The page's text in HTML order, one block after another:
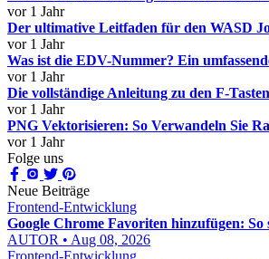
vor 1 Jahr
Der ultimative Leitfaden für den WASD
vor 1 Jahr
Was ist die EDV-Nummer? Ein
vor 1 Jahr
Die vollständige Anleitung zu den F-
vor 1 Jahr
PNG Vektorisieren: So Verwandeln Sie
vor 1 Jahr
Folge uns
Neue Beiträge
Frontend-Entwicklung
Google Chrome Favoriten hinzufügen: So
AUTOR • Aug 08, 2026
Frontend-Entwicklung